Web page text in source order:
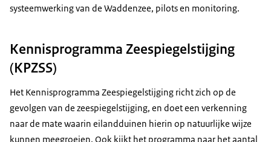
systeemwerking van de Waddenzee, pilots en monitoring.
Kennisprogramma Zeespiegelstijging
(KPZSS)
Het Kennisprogramma Zeespiegelstijging richt zich op de
gevolgen van de zeespiegelstijging, en doet een verkenning
naar de mate waarin eilandduinen hierin op natuurlijke wijze
kunnen meegroeien. Ook kijkt het programma naar het aantal